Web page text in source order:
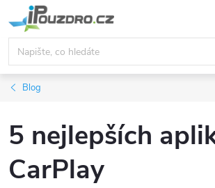
na
obsah
Blog
5 nejlepších
CarPlay